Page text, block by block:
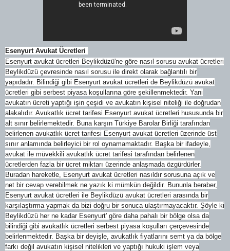
Esenyurt Avukat Ücretleri
Esenyurt avukat ücretleri Beylikdüzü'ne göre nasıl sorusu avukat ücretleri
Beylikdüzü çevresinde nasıl sorusu ile direkt olarak bağlantılı bir
yapıdadır. Bilindiği gibi Esenyurt avukat ücretleri de Beylikdüzü avukat
ücretleri gibi serbest piyasa koşullarına göre şekillenmektedir. Yani
avukatın ücreti yaptığı işin çeşidi ve avukatın kişisel niteliği ile doğrudan
alakalıdır. Avukatlık ücret tarifesi Esenyurt avukat ücretleri hususunda bir
alt sınır belirlemektedir. Buna karşın Türkiye Barolar Birliği tarafından
belirlenen avukatlık ücret tarifesi Esenyurt avukat ücretleri üzerinde üst
sınır anlamında belirleyici bir rol oynamamaktadır. Başka bir ifadeyle,
avukat ile müvekkili avukatlık ücret tarifesi tarafından belirlenen
ücretlerden fazla bir ücret miktarı üzerinde anlaşmada özgürdürler.
Buradan hareketle, Esenyurt avukat ücretleri nasıldır sorusuna açık ve
net bir cevap verebilmek ne yazık ki mümkün değildir. Bununla beraber,
Esenyurt avukat ücretleri ile Beylikdüzü avukat ücretleri arasında bir
karşılaştırma yapmak da bizi doğru bir sonuca ulaştırmayacaktır. Şöyle ki
Beylikdüzü her ne kadar Esenyurt' göre daha pahalı bir bölge olsa da
bilindiği gibi avukatlık ücretleri serbest piyasa koşulları çerçevesinde
belirlenmektedir. Başka bir deyişle, avukatlık fiyatlarını semt ya da bölge
farkı değil avukatın kişisel nitelikleri ve yaptığı hukuki işlem veya